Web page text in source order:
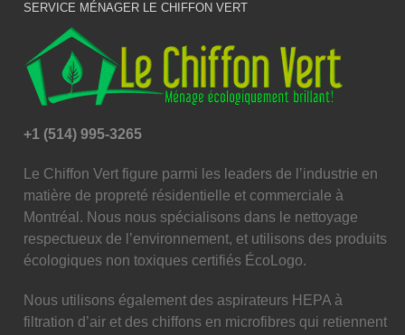
SERVICE MÉNAGER LE CHIFFON VERT
+1 (514) 995-3265
Le Chiffon Vert figure parmi les leaders de l’industrie en
matière de propreté résidentielle et commerciale à
Montréal. Nous nous spécialisons dans le nettoyage
respectueux de l’environnement, et utilisons des produits
écologiques non toxiques certifiés ÉcoLogo.
Nous utilisons également des aspirateurs HEPA à
filtration d’air et des chiffons en microfibres qui retiennent